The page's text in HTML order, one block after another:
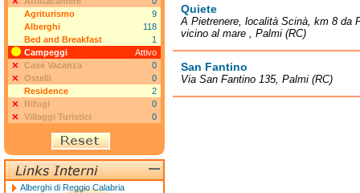
Quiete
A Pietrenere, località Scinà, km 8 da
vicino al mare , Palmi (RC)
San Fantino
Via San Fantino 135, Palmi (RC)
Agriturismo
9
Alberghi
118
Bed and Breakfast
1
Campeggi
Attivo
Case Vacanza
0
Ostelli
0
Residence
2
Rifugi
0
Villaggi Turistici
0
Alberghi di Reggio Calabria